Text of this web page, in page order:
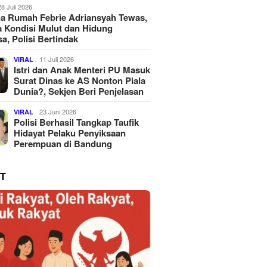
Juli 2026
Rumah Febrie Adriansyah Tewas,
Kondisi Mulut dan Hidung
Polisi Bertindak
VIRAL 11 Juli 2026
Istri dan Anak Menteri PU Masuk
Surat Dinas ke AS Nonton Piala
Dunia?, Sekjen Beri Penjelasan
VIRAL 23 Juni 2026
Polisi Berhasil Tangkap Taufik
Hidayat Pelaku Penyiksaan
Perempuan di Bandung